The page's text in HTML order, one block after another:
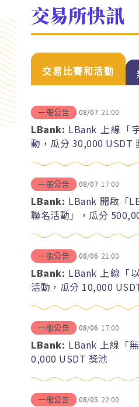
交易所快訊
交易比賽和活動
一般公告 08/07 21:00
LBank: LBank 上線「
動，瓜分 30,000 USDT
一般公告 08/07 17:00
LBank: LBank 開啟「
聯名活動」，瓜分
一般公告 08/06 21:00
LBank: LBank 上線「
活動，瓜分 10,000
一般公告 08/06 17:00
LBank: LBank 上線「
0,000 USDT 獎池
一般公告 08/05 22:00